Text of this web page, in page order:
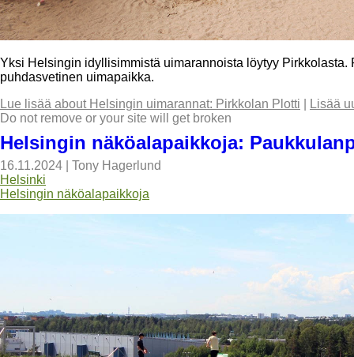
Yksi Helsingin idyllisimmistä uimarannoista löytyy
puhdasvetinen uimapaikka.
Lue lisää about Helsingin uimarannat: Pirkkolan Plotti
Lisää
Do not remove or your site will get broken
Helsingin näköalapaikkoja:
16.11.2024
Tony Hagerlund
Helsinki
Helsingin näköalapaikkoja